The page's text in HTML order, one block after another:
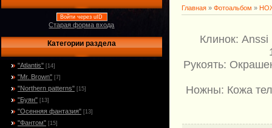
Войти через uID
Старая форма входа
Категории раздела
"Atlantis" [14]
"Mr. Brown" [7]
"Northern patterns" [15]
"Буян" [13]
"Осенняя фантазия" [13]
"Фантом" [15]
Главная » Фотоальбом »
Клинок: Anssi
Рукоять:
Ножны: Кожа